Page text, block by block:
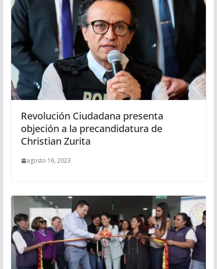
Revolución Ciudadana presenta
objeción a la precandidatura de
Christian Zurita
agosto 16, 2023